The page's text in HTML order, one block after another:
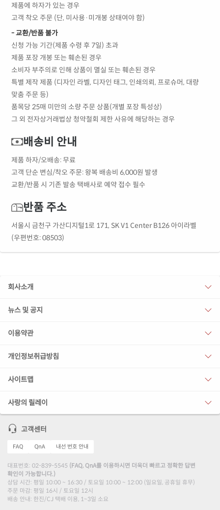
제품에 하자가 있는 경우
고객 착오 주문 (단, 미사용·미개봉 상태여야 함)
- 교환/반품 불가
신청 가능 기간(제품 수령 후 7일) 초과
제품 포장 개봉 또는 훼손된 경우
소비자 부주의로 인해 상품이 멸실 또는 훼손된 경우
특별 제작 제품 (디자인 라벨, 디자인 태그, 인쇄의뢰, 프로슈머, 대량
맞춤 주문 등)
품목당 25매 미만의 소량 주문 상품(개별 포장 특성상)
그 외 전자상거래법상 청약철회 제한 사유에 해당하는 경우
배송비 안내
제품 하자/오배송: 무료
고객 단순 변심/착오 주문: 왕복 배송비 6,000원 발생
교환/반품 시 기존 발송 택배사로 예약 접수 필수
반품 주소
서울시 금천구 가산디지털1로 171, SK V1 Center B126 아이라벨
(우편번호: 08503)
회사소개
뉴스 및 공지
이용약관
개인정보취급방침
사이트맵
사랑의 릴레이
고객센터
FAQ QnA 내선 번호 안내
대표번호: 02-839-5545 (FAQ, QnA를 이용하시면 더욱더 빠르고 정확한 답변
확인이 가능합니다.)
상담 시간: 평일 10:00 ~ 16:30 / 토요일 10:00 ~ 12:00 (일요일, 공휴일 휴무)
주문 마감: 평일 16시 / 토요일 12시
배송 안내: 한진/CJ 택배 이용, 1~3일 소요